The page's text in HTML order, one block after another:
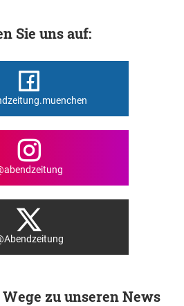
Sie uns auf:
zu unseren News